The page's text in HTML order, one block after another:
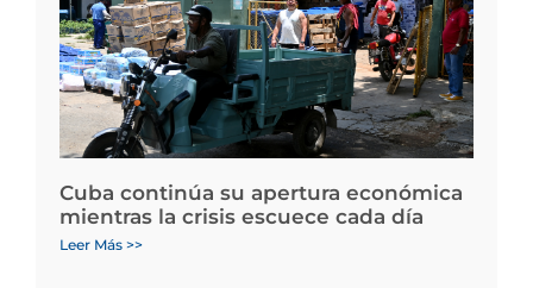
Cuba continúa su apertura económica
mientras la crisis escuece cada día
Leer Más >>